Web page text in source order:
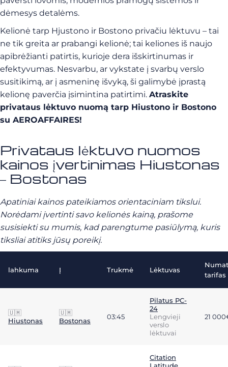
dėmesys detalėms.
Kelionė tarp Hjustono ir Bostono privačiu lėktuvu – tai
ne tik greita ar prabangi kelionė; tai keliones iš naujo
apibrėžianti patirtis, kurioje dera išskirtinumas ir
efektyvumas. Nesvarbu, ar vykstate į svarbų verslo
susitikimą, ar į asmeninę išvyką, ši galimybė įprastą
kelionę paverčia įsimintina patirtimi. Atraskite
privataus lėktuvo nuomą tarp Hiustono ir Bostono
su AEROAFFAIRES!
Privataus lėktuvo nuomos
kainos įvertinimas Hiustonas
– Bostonas
Apatiniai kainos pateikiamos orientaciniam tikslui.
Norėdami įvertinti savo kelionės kainą, prašome
susisiekti su mumis, kad parengtume pasiūlymą, kuris
tiksliai atitiks jūsų poreikį.
lahkuma Į Trukmė Lėktuvas
tarifas
🇺🇲
Hiustonas
🇺🇲
Bostonas
03:45
Pilatus PC-
24
Lengvieji
verslo
lėktuvai
21
Citation